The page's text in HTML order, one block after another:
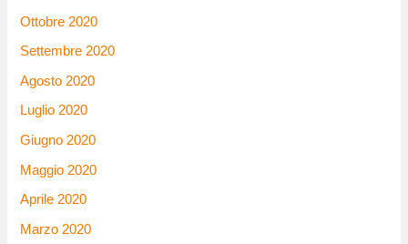
Ottobre 2020
Settembre 2020
Agosto 2020
Luglio 2020
Giugno 2020
Maggio 2020
Aprile 2020
Marzo 2020